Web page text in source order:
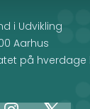
i Udvikling
Aarhus
på hverdage